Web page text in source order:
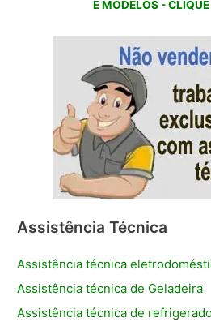
E MODELOS - CLIQUE
Assistência Técnica
Assistência técnica
Assistência técnica de Geladeira
Assistência técnica de